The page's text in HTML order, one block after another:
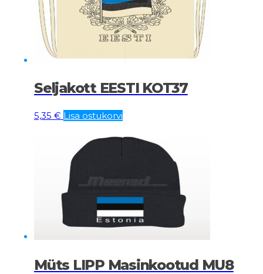
Seljakott EESTI KOT37
5,35 € Lisa ostukorvi
Müts LIPP Masinkootud MU8